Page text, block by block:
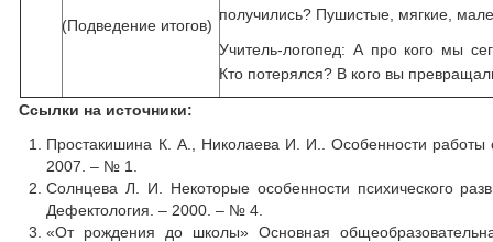
(Подведение итогов)
получились? Пушистые, мягкие,
Учитель-логопед: А про кого мы
Кто потерялся? В кого вы
Ссылки на источники:
Простакишина К. А., Николаева И. И.. Особенности работы
2007. – № 1.
Солнцева Л. И. Некоторые особенности психического
Дефектология. – 2000. – № 4.
«От рождения до школы» Основная